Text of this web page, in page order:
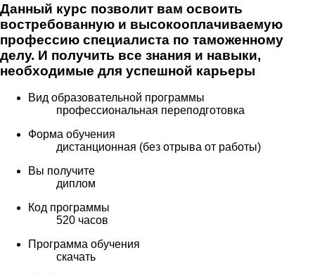
Данный курс позволит вам освоить
востребованную и высокооплачиваемую
профессию специалиста по таможенному
делу. И получить все знания и навыки,
необходимые для успешной карьеры
Вид образовательной программы
профессиональная переподготовка
Форма обучения
дистанционная (без отрыва от работы)
Вы получите
диплом
Код программы
520 часов
Программа обучения
скачать